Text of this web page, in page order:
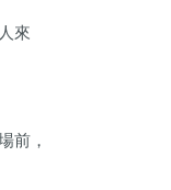
來
前，